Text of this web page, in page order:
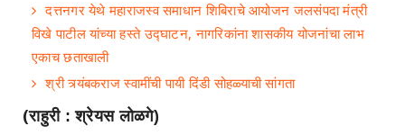
दत्तनगर येथे महाराजस्व समाधान शिबिराचे आयोजन जलसंपदा मंत्री
विखे पाटील यांच्या हस्ते उद्घाटन, नागरिकांना शासकीय योजनांचा लाभ
एकाच छताखाली
श्री त्र्यंबकराज स्वामींची पायी दिंडी सोहळ्याची सांगता
(राहुरी : श्रेयस लोळगे)